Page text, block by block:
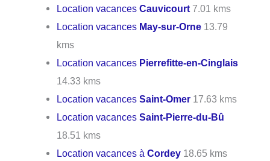
Location vacancesCauvicourt 7.01 kms
Location vacances May-sur-Orne 13.79
kms
Location vacances Pierrefitte-en-Cinglais
14.33 kms
Location vacancesSaint-Omer 17.63 kms
Location vacancesSaint-Pierre-du-Bû
18.51 kms
Location vacances àCordey 18.65 kms